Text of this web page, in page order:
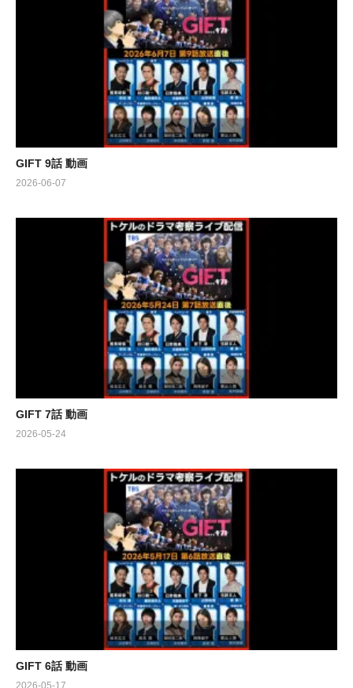
GIFT 9話 動画
2026-06-07
GIFT 7話 動画
2026-05-24
GIFT 6話 動画
2026-05-17